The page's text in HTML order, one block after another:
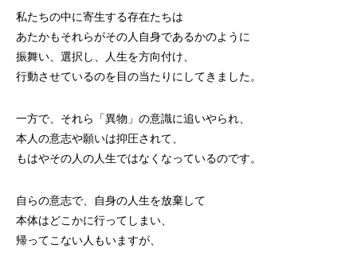
私たちの中に寄生する存在たちは
あたかもそれらがその人自身であるかのように
振舞い、選択し、人生を方向付け、
行動させているのを目の当たりにしてきました。
一方で、それら「異物」の意識に追いやられ、
本人の意志や願いは抑圧されて、
もはやその人の人生ではなくなっているのです。
自らの意志で、自身の人生を放棄して
本体はどこかに行ってしまい、
帰ってこない人もいますが、